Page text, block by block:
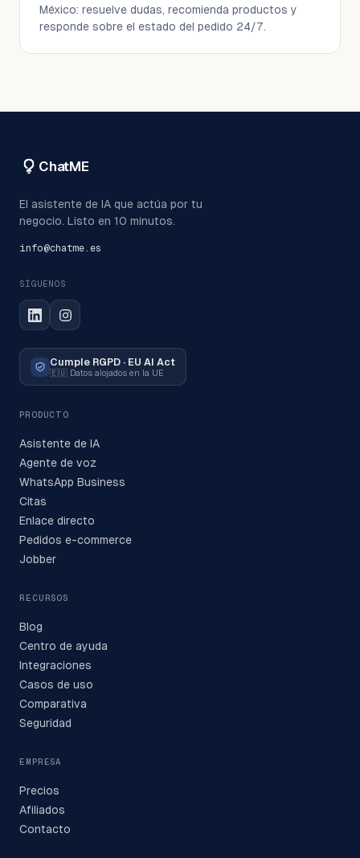
México: resuelve dudas, recomienda productos y
responde sobre el estado del pedido 24/7.
ChatME
El asistente de IA que actúa por tu
negocio. Listo en 10 minutos.
info@chatme.es
SÍGUENOS
Cumple RGPD · EU AI Act
🇪🇺 Datos alojados en la UE
PRODUCTO
Asistente de IA
Agente de voz
WhatsApp Business
Citas
Enlace directo
Pedidos e-commerce
Jobber
RECURSOS
Blog
Centro de ayuda
Integraciones
Casos de uso
Comparativa
Seguridad
EMPRESA
Precios
Afiliados
Contacto